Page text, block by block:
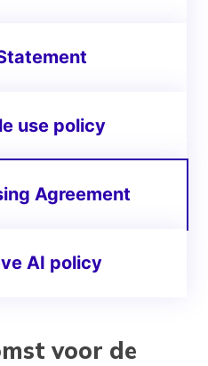
use policy
Agreement
AI policy
voor de